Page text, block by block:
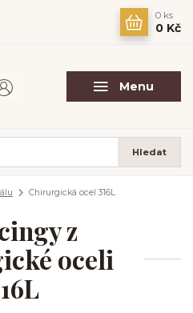
Menu
Hledat
0 ks
0 Kč
Chirurgická ocel 316L
z
oceli